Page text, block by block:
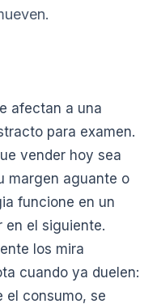
afectan a una
para examen.
vender hoy sea
margen aguante o
funcione en un
en el siguiente.
los mira
cuando ya duelen:
el consumo, se